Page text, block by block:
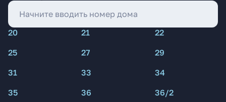
20 21
22
25
27
29
31
33
34
35
36
36/2